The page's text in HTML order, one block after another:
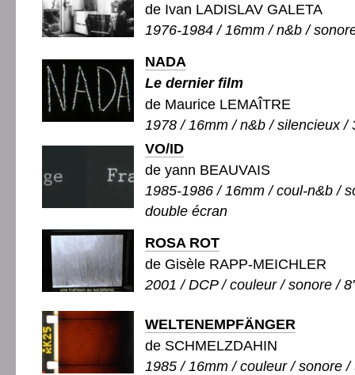
de Ivan LADISLAV GALETA
1976-1984 / 16mm / n&b /
NADA
Le dernier film
de Maurice LEMAÎTRE
1978 / 16mm / n&b / silencieux /
VO/ID
de yann BEAUVAIS
1985-1986 / 16mm / coul-n&b /
double écran
ROSA ROT
de Gisèle RAPP-MEICHLER
2001 / DCP / couleur / sonore /
WELTENEMPFÄNGER
de SCHMELZDAHIN
1985 / 16mm / couleur / sonore /